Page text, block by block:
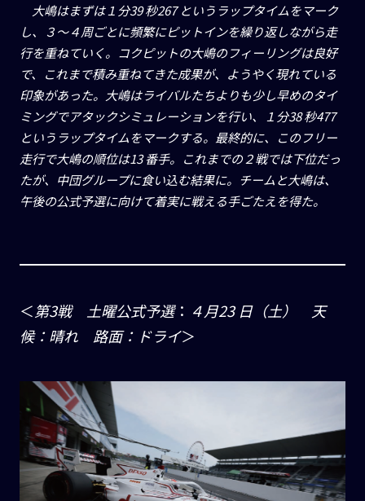
大嶋はまずは１分39 秒267 というラップタイムをマーク
し、３〜４周ごとに頻繁にピットインを繰り返しながら走
行を重ねていく。コクピットの大嶋のフィーリングは良好
で、これまで積み重ねてきた成果が、ようやく現れている
印象があった。大嶋はライバルたちよりも少し早めのタイ
ミングでアタックシミュレーションを行い、１分38 秒477
というラップタイムをマークする。最終的に、このフリー
走行で大嶋の順位は13 番手。これまでの２戦では下位だっ
たが、中団グループに食い込む結果に。チームと大嶋は、
午後の公式予選に向けて着実に戦える手ごたえを得た。
＜第3戦 土曜公式予選： ４月23 日（土） 天
候：晴れ 路面：ドライ＞